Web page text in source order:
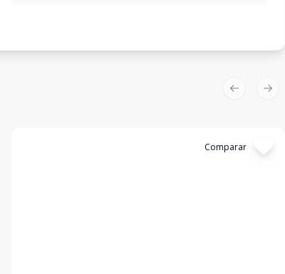
Comparar
Previous